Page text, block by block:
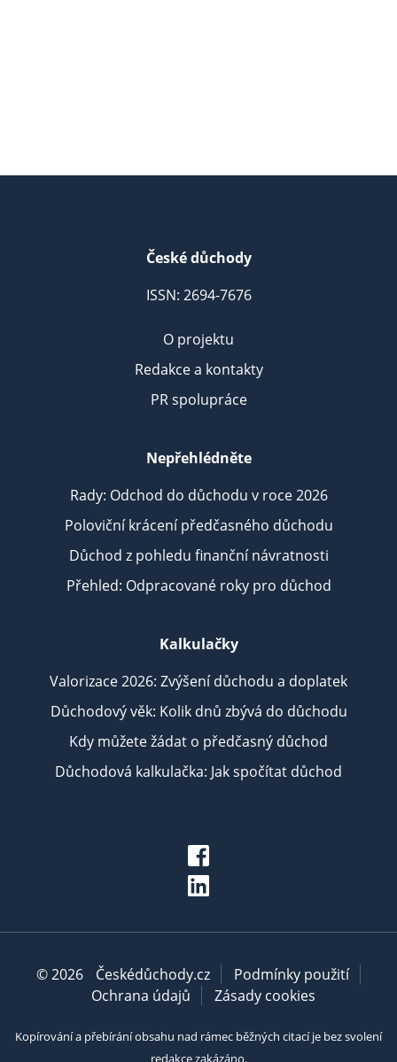
České důchody
ISSN: 2694-7676
O projektu
Redakce a kontakty
PR spolupráce
Nepřehlédněte
Rady: Odchod do důchodu v roce 2026
Poloviční krácení předčasného důchodu
Důchod z pohledu finanční návratnosti
Přehled: Odpracované roky pro důchod
Kalkulačky
Valorizace 2026: Zvýšení důchodu a doplatek
Důchodový věk: Kolik dnů zbývá do důchodu
Kdy můžete žádat o předčasný důchod
Důchodová kalkulačka: Jak spočítat důchod
© 2026 Českédůchody.cz
Podmínky použití
Ochrana údajů
Zásady cookies
Kopírování a přebírání obsahu nad rámec běžných citací je bez svolení
redakce zakázáno.